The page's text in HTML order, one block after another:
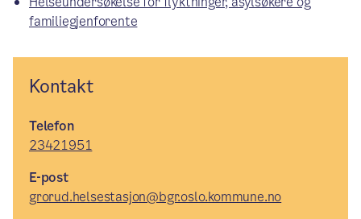
familiegjenforente
Kontakt
Telefon
23421951
E-post
grorud.helsestasjon@bgr.oslo.kommune.no